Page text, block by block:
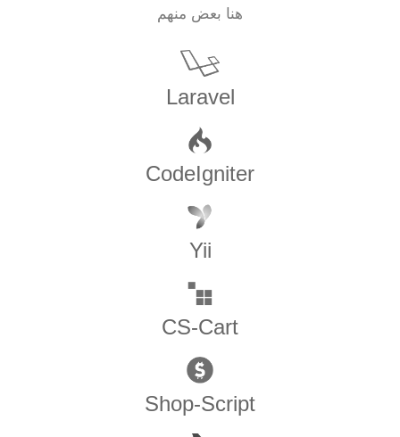
هنا بعض منهم
Laravel
CodeIgniter
Yii
CS-Cart
Shop-Script